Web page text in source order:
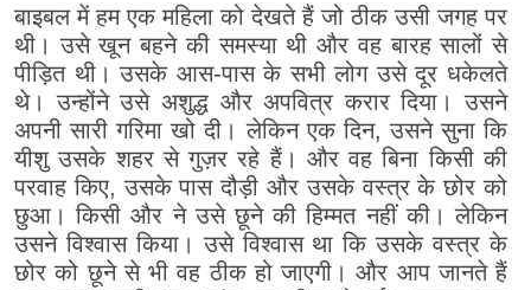
बाइबल में हम एक महिला को देखते हैं जो ठीक उसी जगह पर
थी। उसे खून बहने की समस्या थी और वह बारह सालों से
पीड़ित थी। उसके आस-पास के सभी लोग उसे दूर धकेलते
थे। उन्होंने उसे अशुद्ध और अपवित्र करार दिया। उसने
अपनी सारी गरिमा खो दी। लेकिन एक दिन, उसने सुना कि
यीशु उसके शहर से गुज़र रहे हैं। और वह बिना किसी की
परवाह किए, उसके पास दौड़ी और उसके वस्त्र के छोर को
छुआ। किसी और ने उसे छूने की हिम्मत नहीं की। लेकिन
उसने विश्वास किया। उसे विश्वास था कि उसके वस्त्र के
छोर को छूने से भी वह ठीक हो जाएगी। और आप जानते हैं